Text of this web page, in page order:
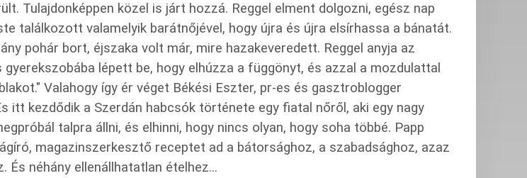
Tulajdonképpen közel is járt hozzá. Reggel elment dolgozni, egész nap
találkozott valamelyik barátnőjével, hogy újra és újra elsírhassa a bánatát.
pohár bort, éjszaka volt már, mire hazakeveredett. Reggel anyja az
gyerekszobába lépett be, hogy elhúzza a függönyt, és azzal a mozdulattal
Valahogy így ér véget Békési Eszter, pr-es és gasztroblogger
itt kezdődik a Szerdán habcsók története egy fiatal nőről, aki egy nagy
talpra állni, és elhinni, hogy nincs olyan, hogy soha többé. Papp
magazinszerkesztő receptet ad a bátorsághoz, a szabadsághoz, azaz
És néhány ellenállhatatlan ételhez...